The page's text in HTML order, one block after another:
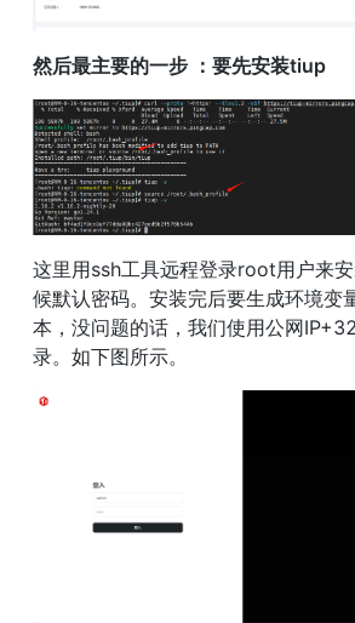
然后最主要的一步 ：要先安装tiup
这里用ssh工具远程登录root用户来
候默认密码。安装完后要生成环境变
本，没问题的话，我们使用公网
录。如下图所示。